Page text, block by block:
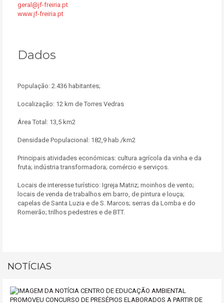
geral@jf-freiria.pt
www.jf-freiria.pt
Dados
População: 2.436 habitantes;
Localização: 12 km de Torres Vedras
Área Total: 13,5 km2
Densidade Populacional: 182,9 hab./km2
Principais atividades económicas: cultura agrícola da vinha e da
fruta; indústria transformadora; comércio e serviços.
Locais de interesse turístico: Igreja Matriz; moinhos de vento;
locais de venda de trabalhos em barro, de pintura e louça;
capelas de Santa Luzia e de S. Marcos; serras da Lomba e do
Romeirão; trilhos pedestres e de BTT.
NOTÍCIAS